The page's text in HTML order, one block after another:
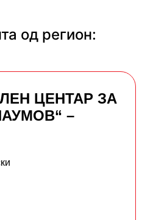
од регион:
ЦЕНТАР ЗА
–